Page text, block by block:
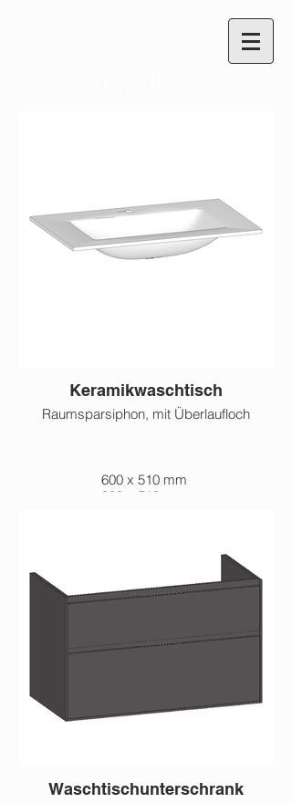
Keramikwaschtisch
Raumsparsiphon, mit Überlaufloch
600 x 510 mm
800 x 510 mm
Waschtischunterschrank